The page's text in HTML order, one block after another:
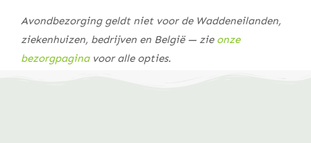
Avondbezorging geldt niet voor de Waddeneilanden,
ziekenhuizen, bedrijven en België — zie onze
bezorgpaginavoor alle opties.